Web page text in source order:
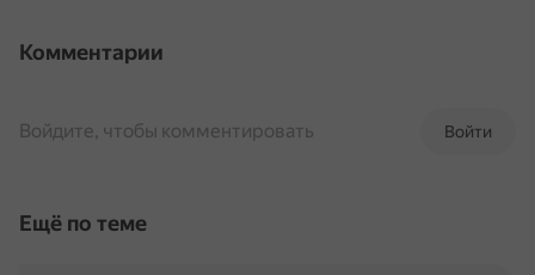
Комментарии
Войти
Войдите, чтобы комментировать
Ещё по теме